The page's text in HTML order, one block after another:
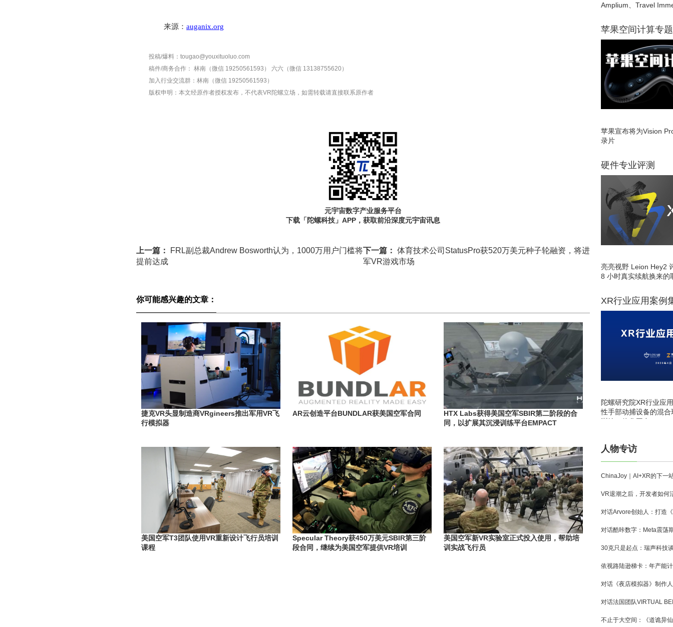
来源： auganix.org
投稿/爆料：tougao@youxituoluo.com
稿件/商务合作： 林南（微信 19250561593）
六六（微信 13138755620）
加入行业交流群： 林南（微信 19250561593）
版权申明：本文经原作者授权发布，不代表VR陀螺立场，如需转载请直接联系原作者
元宇宙数字产业服务平台
下载「陀螺科技」APP，获取前沿深度元宇宙讯息
上一篇：
FRL副总裁Andrew Bosworth认为，1000万用户门槛将
提前达成
下一篇： 体育技术公司StatusPro获520万美元种子轮融资，将进
军VR游戏市场
你可能感兴趣的文章：
捷克VR头显制造商VRgineers推出军用VR飞
行模拟器
AR云创造平台BUNDLAR获美国空军合同
HTX Labs获得美国空军SBIR第二阶段的合
同，以扩展其沉浸训练平台EMPACT
美国空军T3团队使用VR重新设计飞行员培训
课程
Specular Theory获450万美元SBIR第三阶
段合同，继续为美国空军提供VR培训
美国空军新VR实验室正式投入使用，帮助培
训实战飞行员
Amplium、Travel
苹果空间计算专题
苹果宣布将为Vision
录片
硬件专业评测
亮亮视野 Leion Hey2
8 小时真实续航换来的
XR行业应用案例
陀螺研究院XR行业应
性手部动捕设备的混
训练一体化平台
人物专访